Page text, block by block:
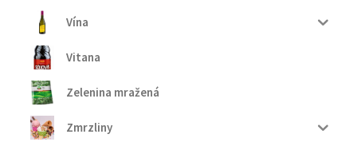
Vína
Vitana
Zelenina mražená
Zmrzliny